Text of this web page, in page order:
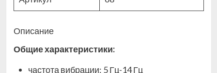
Описание
Общие характеристики:
частота вибрации: 5 Гц-14 Гц